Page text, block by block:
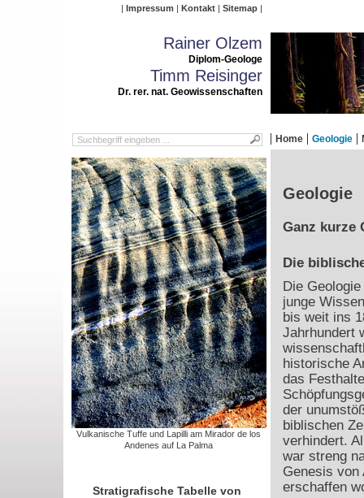
Impressum Kontakt Sitemap
Rainer Olzem
Diplom-Geologe
Timm Reisinger
Dr. rer. nat. Geowissenschaften
Home Geologie
Vulkanische Tuffe und Lapilli am Mirador de los
Andenes auf La Palma
Stratigrafische Tabelle von
Geologie
Ganz kurze
Die
Die
junge
bis weit ins
Jahrhundert
historische
das
der
biblischen
verhindert.
war streng
Genesis von
erschaffen